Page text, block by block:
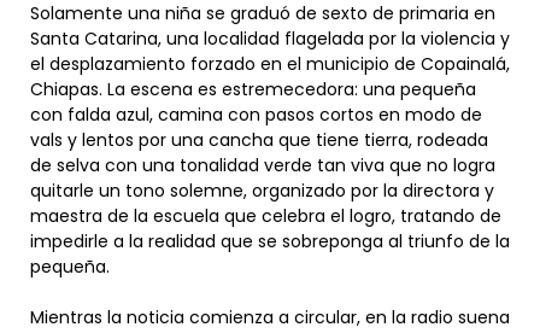
Solamente una niña se graduó de sexto de primaria en
Santa Catarina, una localidad flagelada por la violencia y
el desplazamiento forzado en el municipio de Copainalá,
Chiapas. La escena es estremecedora: una pequeña
con falda azul, camina con pasos cortos en modo de
vals y lentos por una cancha que tiene tierra, rodeada
de selva con una tonalidad verde tan viva que no logra
quitarle un tono solemne, organizado por la directora y
maestra de la escuela que celebra el logro, tratando de
impedirle a la realidad que se sobreponga al triunfo de la
pequeña.
Mientras la noticia comienza a circular, en la radio suena